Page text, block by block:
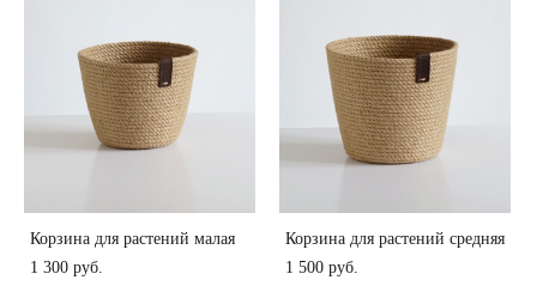
Корзина для растений малая
1 300 pуб.
Корзина для растений средняя
1 500 pуб.